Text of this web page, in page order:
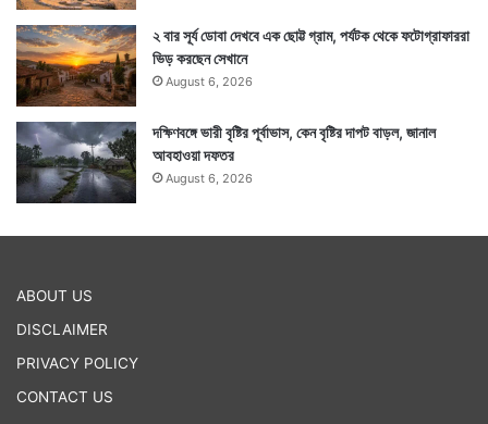
২ বার সূর্য ডোবা দেখবে এক ছোট্ট গ্রাম, পর্যটক থেকে ফটোগ্রাফাররা
ভিড় করছেন সেখানে
August 6, 2026
দক্ষিণবঙ্গে ভারী বৃষ্টির পূর্বাভাস, কেন বৃষ্টির দাপট বাড়ল, জানাল
আবহাওয়া দফতর
August 6, 2026
ABOUT US
DISCLAIMER
PRIVACY POLICY
CONTACT US